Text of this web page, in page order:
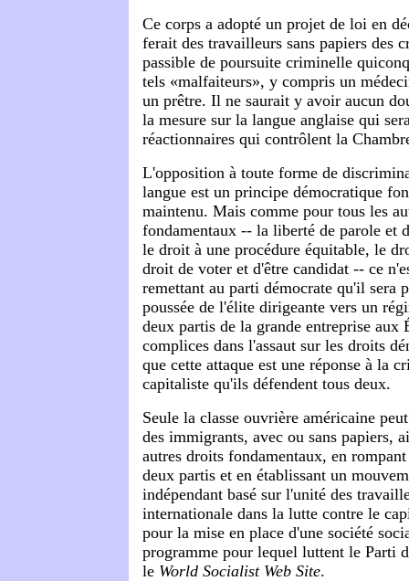
Ce corps a adopté un projet de loi en
ferait des travailleurs sans papiers des
passible de poursuite criminelle
tels «malfaiteurs», y compris un
un prêtre. Il ne saurait y avoir aucun
la mesure sur la langue anglaise qui
réactionnaires qui contrôlent la
L'opposition à toute forme de
langue est un principe démocratique
maintenu. Mais comme pour tous les
fondamentaux -- la liberté de parole et
le droit à une procédure équitable, le
droit de voter et d'être candidat -- ce
remettant au parti démocrate qu'il sera
poussée de l'élite dirigeante vers un
deux partis de la grande entreprise aux
complices dans l'assaut sur les droits
que cette attaque est une réponse à la
capitaliste qu'ils défendent tous deux.
Seule la classe ouvrière américaine
des immigrants, avec ou sans papiers,
autres droits fondamentaux, en
deux partis et en établissant un
indépendant basé sur l'unité des
internationale dans la lutte contre le
pour la mise en place d'une société
programme pour lequel luttent le Parti
le World Socialist Web Site.